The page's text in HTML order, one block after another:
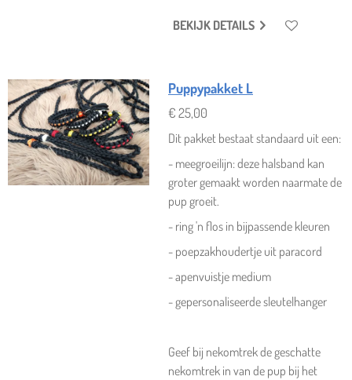
BEKIJK DETAILS
Puppypakket L
€ 25,00
Dit pakket bestaat standaard uit een:
- meegroeilijn: deze halsband kan
groter gemaakt worden naarmate de
pup groeit.
- ring 'n flos in bijpassende kleuren
- poepzakhoudertje uit paracord
- apenvuistje medium
- gepersonaliseerde sleutelhanger
Geef bij nekomtrek de geschatte
nekomtrek in van de pup bij het